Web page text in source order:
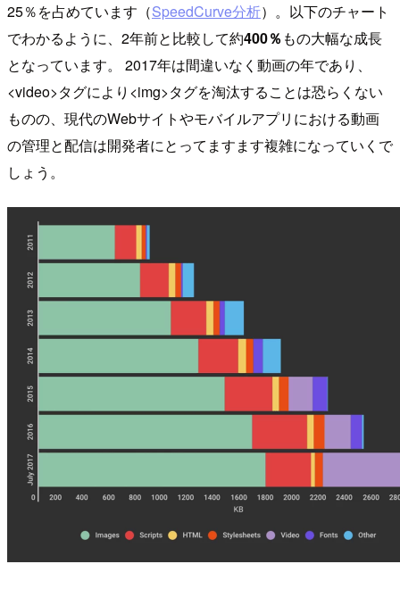
25％を占めています（SpeedCurve分析）。以下のチャート
でわかるように、2年前と比較して約400％ もの大幅な成長
となっています。 2017年は間違いなく動画の年であり、
<video>タグにより<img>タグを淘汰することは恐らくない
ものの、現代のWebサイトやモバイルアプリにおける動画
の管理と配信は開発者にとってますます複雑になっていくで
しょう。